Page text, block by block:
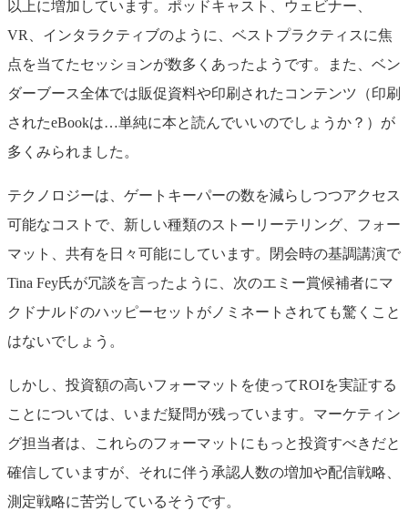
以上に増加しています。ポッドキャスト、ウェビナー、
VR、インタラクティブのように、ベストプラクティスに焦
点を当てたセッションが数多くあったようです。また、ベン
ダーブース全体では販促資料や印刷されたコンテンツ（印刷
されたeBookは…単純に本と読んでいいのでしょうか？）が
多くみられました。
テクノロジーは、ゲートキーパーの数を減らしつつアクセス
可能なコストで、新しい種類のストーリーテリング、フォー
マット、共有を日々可能にしています。閉会時の基調講演で
Tina Fey氏が冗談を言ったように、次のエミー賞候補者にマ
クドナルドのハッピーセットがノミネートされても驚くこと
はないでしょう。
しかし、投資額の高いフォーマットを使ってROIを実証する
ことについては、いまだ疑問が残っています。マーケティン
グ担当者は、これらのフォーマットにもっと投資すべきだと
確信していますが、それに伴う承認人数の増加や配信戦略、
測定戦略に苦労しているそうです。